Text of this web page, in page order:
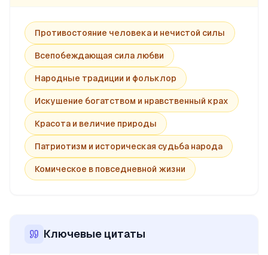
Противостояние человека и нечистой силы
Всепобеждающая сила любви
Народные традиции и фольклор
Искушение богатством и нравственный крах
Красота и величие природы
Патриотизм и историческая судьба народа
Комическое в повседневной жизни
Ключевые цитаты